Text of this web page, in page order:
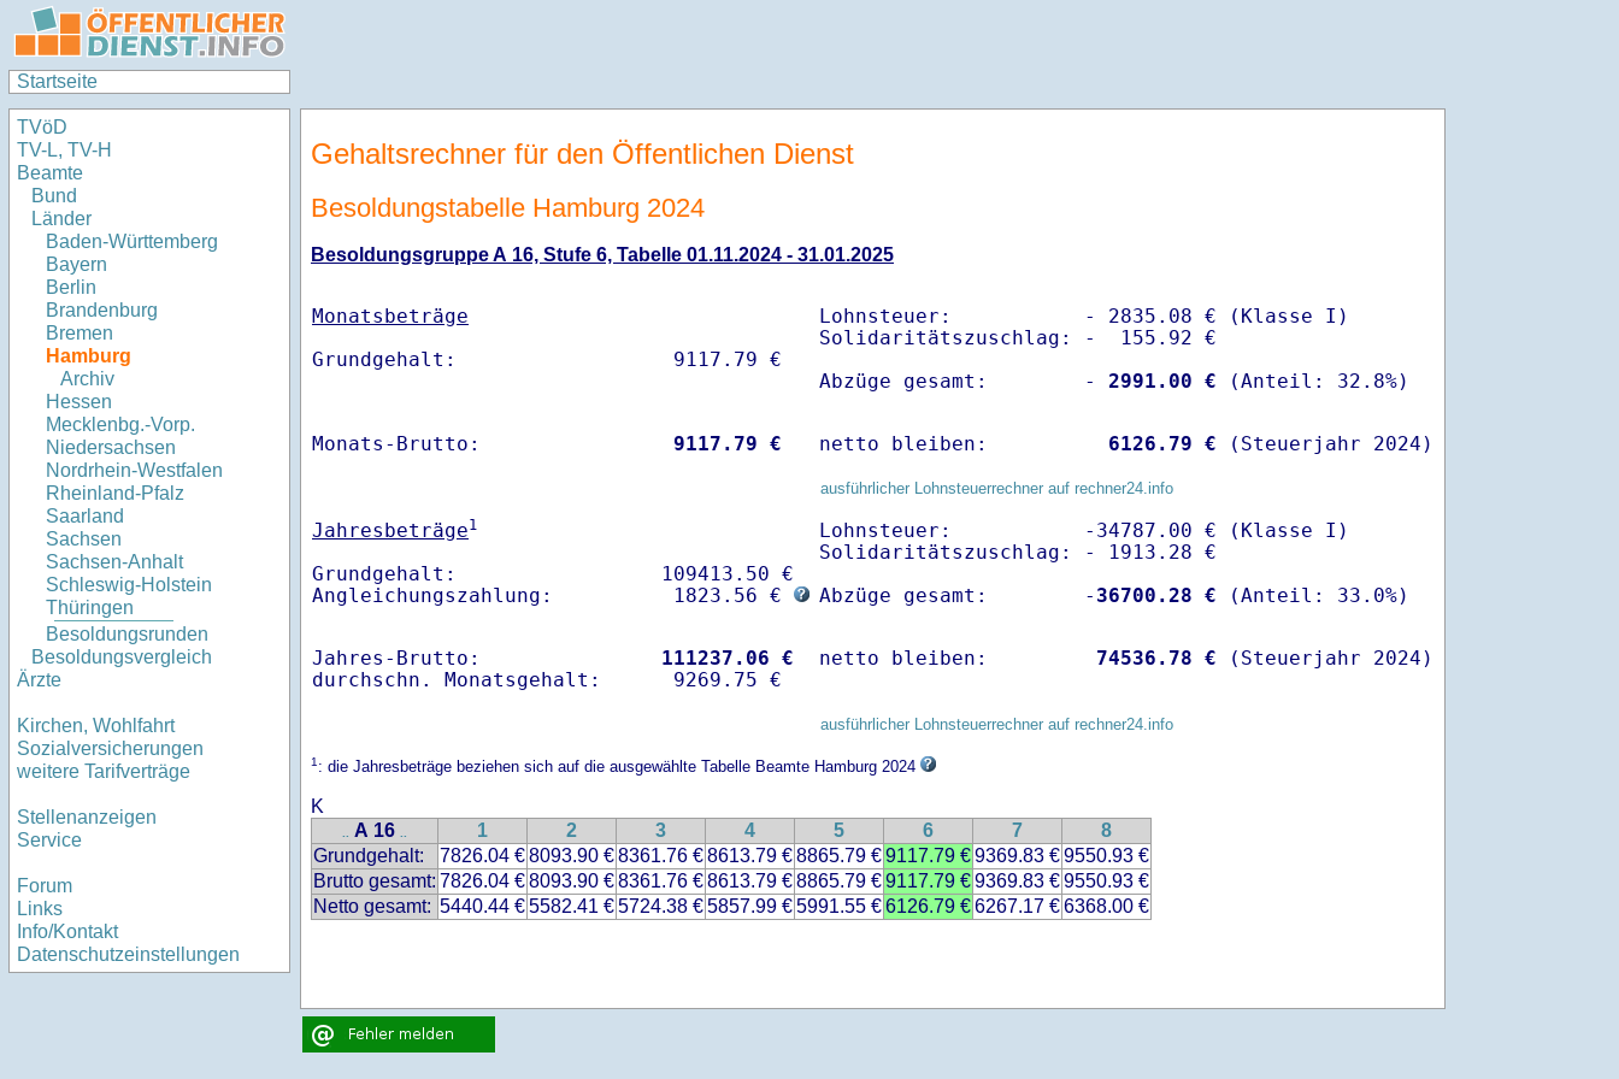
Startseite
TVöD
TV-L, TV-H
Beamte
Bund
Länder
Baden-Württemberg
Bayern
Berlin
Brandenburg
Bremen
Hamburg
Archiv
Hessen
Mecklenbg.-Vorp.
Niedersachsen
Nordrhein-Westfalen
Rheinland-Pfalz
Saarland
Sachsen
Sachsen-Anhalt
Schleswig-Holstein
Thüringen
Besoldungsrunden
Besoldungsvergleich
Ärzte
Kirchen, Wohlfahrt
Sozialversicherungen
weitere Tarifverträge
Stellenanzeigen
Service
Forum
Links
Info/Kontakt
Datenschutzeinstellungen
Gehaltsrechner für den Öffentlichen Dienst
Besoldungstabelle Hamburg 2024
Besoldungsgruppe A 16, Stufe 6, Tabelle 01.11.2024 - 31.01.2025
Monatsbeträge
Lohnsteuer:           - 2835.08 € (Klasse I)
Solidaritätszuschlag: -  155.92 €
Abzüge gesamt:        -
2991.00 €
Monats-Brutto: 9117.79 € netto bleiben: 6126.79 € (Steuerjahr 2024)
ausführlicher Lohnsteuerrechner auf rechner24.info
Jahresbeträge1
Grundgehalt:                 109413.50 €
Angleichungszahlung:          1823.56 €
Lohnsteuer:           -34787.00 € (Klasse I)
Solidaritätszuschlag: - 1913.28 €
Abzüge gesamt:        - 36700.28 €
Jahres-Brutto: 111237.06 €
netto bleiben: 74536.78 € (Steuerjahr 2024)
ausführlicher Lohnsteuerrechner auf rechner24.info
1: die Jahresbeträge beziehen sich auf die ausgewählte Tabelle Beamte Hamburg 2024
K
.. A 16 .. 1 2 3 4 5 6 7
8
Grundgehalt:
7826.04 €8093.90 €8361.76 €8613.79 €8865.79 €9117.79 €9369.83 €9550.93 €
Brutto gesamt: 7826.04 €8093.90 €8361.76 €8613.79 €8865.79 €9117.79 €9369.83 €9550.93 €
Netto gesamt: 5440.44 €5582.41 €5724.38 €5857.99 €5991.55 €6126.79 €6267.17 €6368.00 €